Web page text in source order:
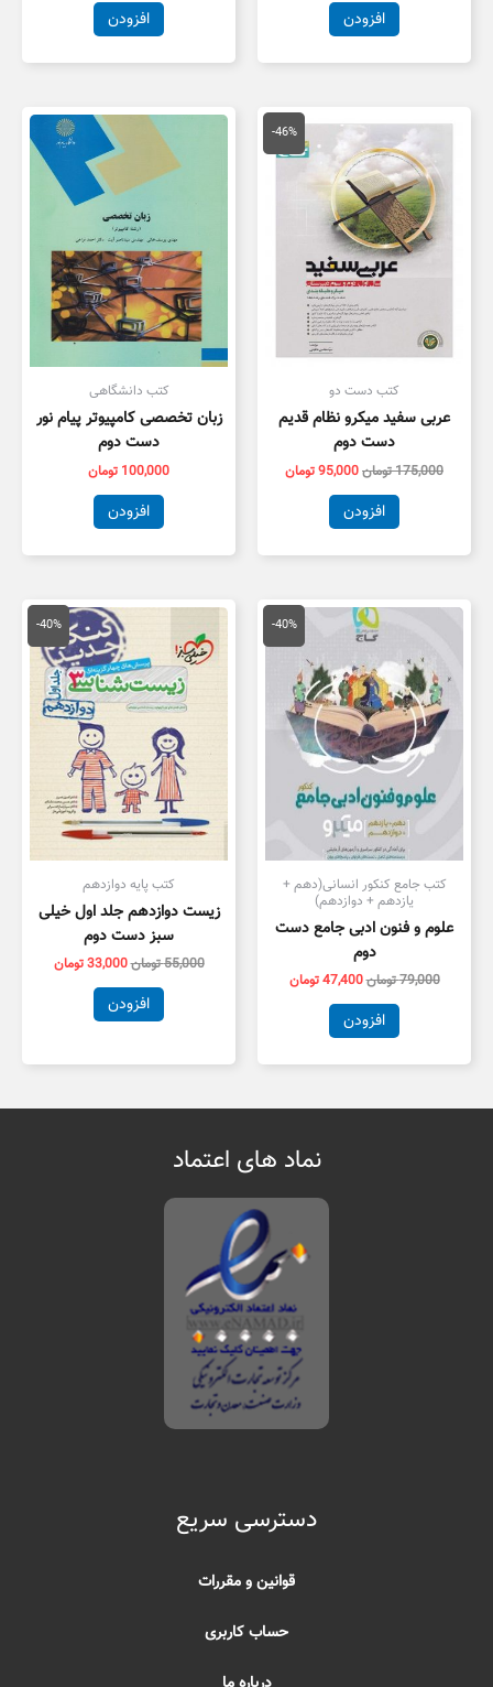
افزودن افزودن
-46%
کتب دست دو
عربی سفید میکرو نظام قدیم
دست دوم
175,000تومان
اصلی
175,000 تومان
بود.
95,000تومان
قیمت
فعلی
افزودن
کتب دانشگاهی
زبان تخصصی کامپیوتر پیام نور
دست دوم
100,000 تومان
افزودن
-40%
کتب جامع کنکور انسانی(دهم +
یازدهم + دوازدهم)
علوم و فنون ادبی جامع دست
دوم
79,000تومان
قیمت
اصلی
79,000 تومان
بود.
47,400تومان
قیمت
فعلی
افزودن
-40%
کتب پایه دوازدهم
زیست دوازدهم جلد اول خیلی
سبز دست دوم
55,000تومان
قیمت
اصلی
55,000 تومان
بود.
33,000تومان
قیمت
فعلی
است.
افزودن
نماد های اعتماد
دسترسی سریع
قوانین و مقررات
حساب کاربری